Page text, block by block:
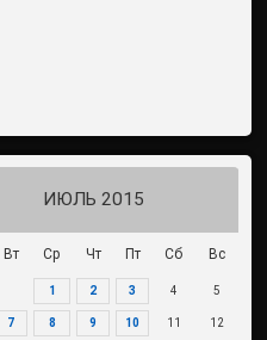
ИЮЛЬ 2015
Вт Ср Чт Пт Сб Вс
1 2 3 4 5
7 8 9 10 11 12